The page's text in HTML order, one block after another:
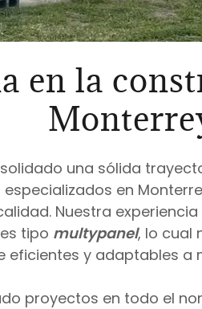
en la
una sólida
en
Nuestra
tipo multypanel, lo cual
eficientes y adaptables a
proyectos en todo el